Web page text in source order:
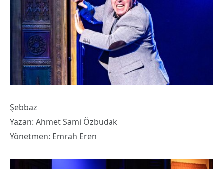
Şebbaz
Yazan: Ahmet Sami Özbudak
Yönetmen: Emrah Eren